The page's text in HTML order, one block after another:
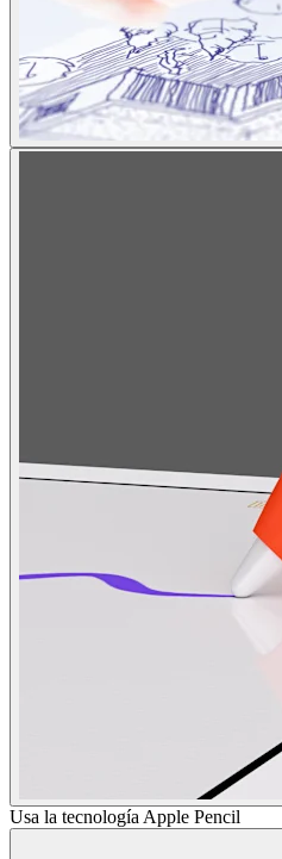
Usa la tecnología Apple Pencil